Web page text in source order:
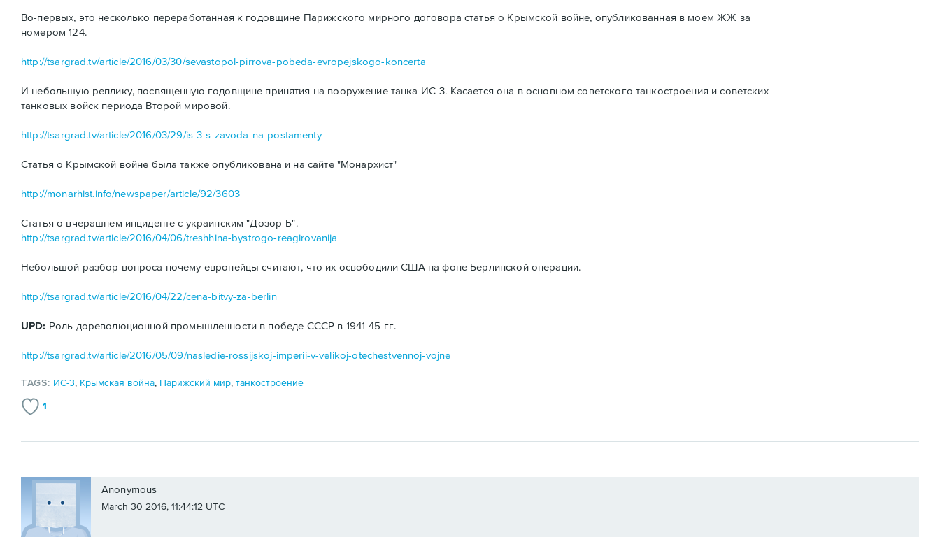
Во-первых, это несколько переработанная к годовщине Парижского мирного договора статья о Крымской войне, опубликованная в моем ЖЖ за
номером 124.
http://tsargrad.tv/article/2016/03/30/sevastopol-pirrova-pobeda-evropejskogo-koncerta
И небольшую реплику, посвященную годовщине принятия на вооружение танка ИС-3. Касается она в основном советского танкостроения и советских
танковых войск периода Второй мировой.
http://tsargrad.tv/article/2016/03/29/is-3-s-zavoda-na-postamenty
Статья о Крымской войне была также опубликована и на сайте "Монархист"
http://monarhist.info/newspaper/article/92/3603
Статья о вчерашнем инциденте с украинским "Дозор-Б".
http://tsargrad.tv/article/2016/04/06/treshhina-bystrogo-reagirovanija
Небольшой разбор вопроса почему европейцы считают, что их освободили США на фоне Берлинской операции.
http://tsargrad.tv/article/2016/04/22/cena-bitvy-za-berlin
UPD: Роль дореволюционной промышленности в победе СССР в 1941-45 гг.
http://tsargrad.tv/article/2016/05/09/nasledie-rossijskoj-imperii-v-velikoj-otechestvennoj-vojne
TAGS: ИС-3, Крымская война, Парижский мир,танкостроение
1
Anonymous
March 30 2016, 11:44:12 UTC